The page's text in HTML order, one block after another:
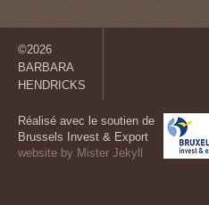
©2026
BARBARA
HENDRICKS
Réalisé avec le soutien de
Brussels Invest & Export
website by Mister Jekyll